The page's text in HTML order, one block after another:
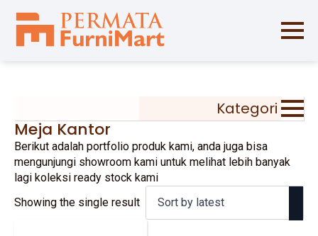
Kategori
Meja Kantor
Berikut adalah portfolio produk kami, anda juga bisa
mengunjungi showroom kami untuk melihat lebih banyak
lagi koleksi ready stock kami
Showing the single result